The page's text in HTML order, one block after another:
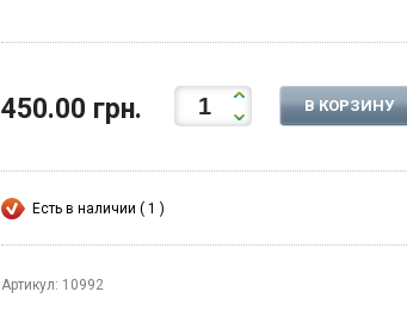
450.00 грн. В КОРЗИНУ
Есть в наличии ( 1 )
Артикул: 10992